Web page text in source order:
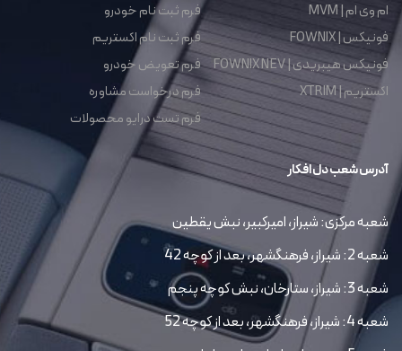
ام وی ام | MVM
فونیکس | FOWNIX
فونیکس هیبریدی | FOWNIX NEV
اکستریم | XTRIM
فرم ثبت نام خودرو
فرم ثبت نام اکستریم
فرم تعویض خودرو
فرم درخواست مشاوره
فرم تست درایو محصولات
آدرس شعب دل افکار
شعبه مرکزی: شیراز، امیرکبیر، نبش یقطین
شعبه 2: شیراز، فرهنگشهر، بعد از کوچه 42
شعبه 3: شیراز، ستارخان، نبش کوچه پنجم
شعبه 4: شیراز، فرهنگشهر، بعد از کوچه 52